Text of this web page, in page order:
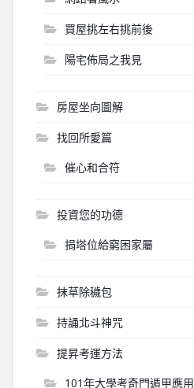
買屋挑左右挑前後
陽宅佈局之我見
房屋坐向圖解
找回所愛篇
催心和合符
投資您的功德
捐塔位給窮困家屬
抹草除穢包
持誦北斗神咒
提昇考運方法
101年大學考奇門遁甲應用